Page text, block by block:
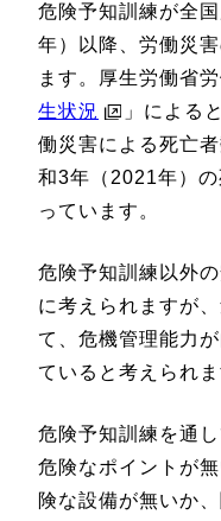
危険予知訓練が全
年）以降、労働災
ます。厚生労働省
生状況
」による
働災害による死亡
和3年（2021年）
っています。
危険予知訓練以外
に考えられますが
て、危機管理能力
ていると考えられま
危険予知訓練を通
危険なポイントが
険な設備が無いか